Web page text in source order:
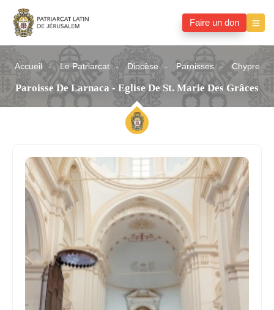
Faire un don
Accueil Le Patriarcat Diocèse Paroisses Chypre
Paroisse De Larnaca - Eglise De St. Marie Des Grâces